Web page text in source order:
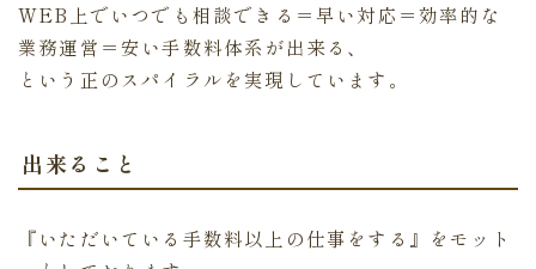
WEB上でいつでも相談できる＝早い対応＝効率的な
業務運営＝安い手数料体系が出来る、
という正のスパイラルを実現しています。
出来ること
『いただいている手数料以上の仕事をする』をモット